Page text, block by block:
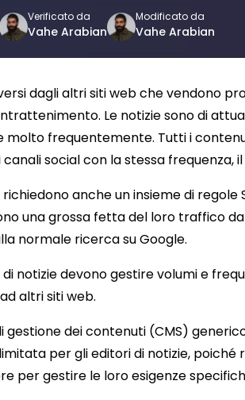
Verificato da
Vahe Arabian
Modificato da
Vahe Arabian
dagli altri siti web che vendono
Le notizie sono di
molto frequentemente. Tutti i
social con la stessa frequenza,
anche un insieme di
una grossa fetta del loro traffico
normale ricerca su Google.
di notizie devono gestire volumi e
altri siti web.
gestione dei contenuti (CMS)
per gli editori di notizie, poiché
per gestire le loro esigenze